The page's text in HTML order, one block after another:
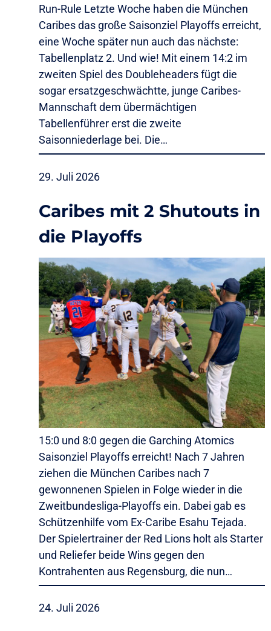
Run-Rule Letzte Woche haben die München
Caribes das große Saisonziel Playoffs erreicht,
eine Woche später nun auch das nächste:
Tabellenplatz 2. Und wie! Mit einem 14:2 im
zweiten Spiel des Doubleheaders fügt die
sogar ersatzgeschwächtte, junge Caribes-
Mannschaft dem übermächtigen
Tabellenführer erst die zweite
Saisonniederlage bei. Die…
29. Juli 2026
Caribes mit 2 Shutouts in
die Playoffs
15:0 und 8:0 gegen die Garching Atomics
Saisonziel Playoffs erreicht! Nach 7 Jahren
ziehen die München Caribes nach 7
gewonnenen Spielen in Folge wieder in die
Zweitbundesliga-Playoffs ein. Dabei gab es
Schützenhilfe vom Ex-Caribe Esahu Tejada.
Der Spielertrainer der Red Lions holt als Starter
und Reliefer beide Wins gegen den
Kontrahenten aus Regensburg, die nun…
24. Juli 2026